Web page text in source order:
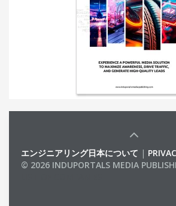
エンジニアリング日本について |
© 2026 INDUPORTALS MEDIA